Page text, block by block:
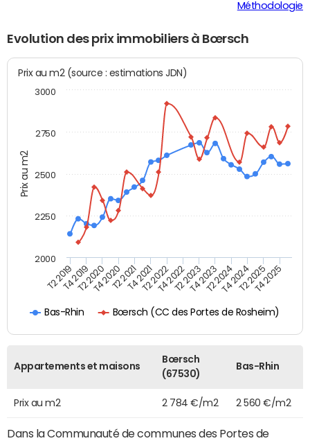
Méthodologie
Evolution des prix immobiliers à Bœrsch
Prix au m2
Prix au m2 (source : estimations JDN)
Bas-Rhin Bœrsch (CC des Portes de Rosheim)
T2 2019T4 2019T2 2020T4 2020T2 2021T4 2021T2 2022T4 2022T2 2023T4 2023T2 2024T4 2024T2 2025T4 2025
2000
2250
2500
2750
3000
Appartements et maisons
Bœrsch
(67530)
Bas-Rhin
Prix au m2 2 784 €/m2 2 560 €/m2
Dans la Communauté de communes des Portes de